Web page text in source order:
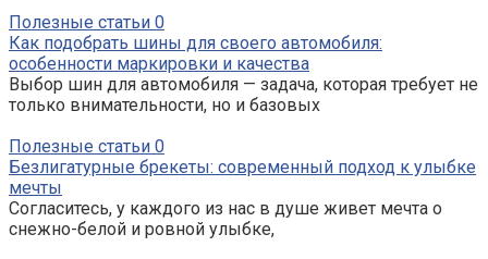
Полезные статьи 0
Как подобрать шины для своего автомобиля:
особенности маркировки и качества
Выбор шин для автомобиля — задача, которая требует не
только внимательности, но и базовых
Полезные статьи 0
Безлигатурные брекеты: современный подход к улыбке
мечты
Согласитесь, у каждого из нас в душе живет мечта о
снежно-белой и ровной улыбке,